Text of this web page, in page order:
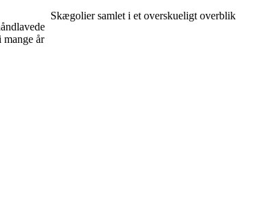
mange år
Skægolier samlet i et overskueligt overblik